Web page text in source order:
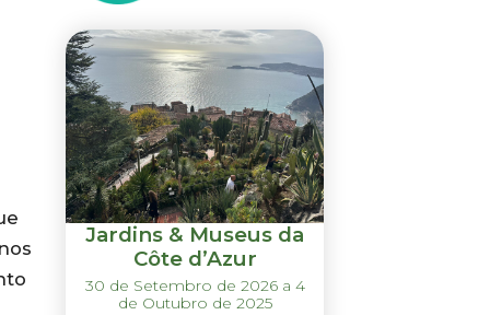
Jardins & Museus da
Côte d’Azur
30 de Setembro de 2026 a 4
de Outubro de 2025